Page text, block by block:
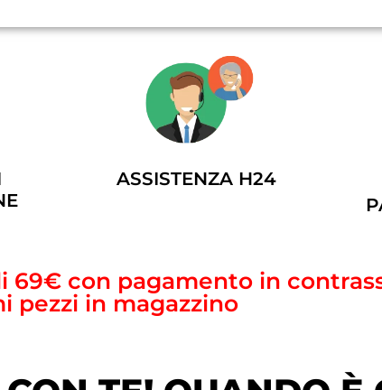
ASSISTENZA H24
69€ con pagamento in
pezzi in magazzino